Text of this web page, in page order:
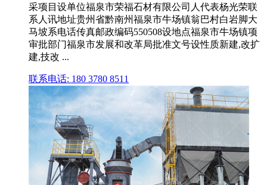
采项目设单位福泉市荣福石材有限公司人代表杨光荣联
系人讯地址贵州省黔南州福泉市牛场镇翁巴村白岩脚大
马坡系电话传真邮政编码550508设地点福泉市牛场镇项
审批部门福泉市发展和改革局批准文号设性质新建,改扩
建,技改 ...
联系电话: 180 3780 8511